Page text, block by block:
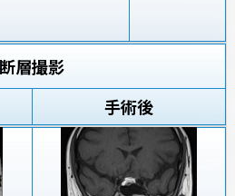
断層撮影
手術後